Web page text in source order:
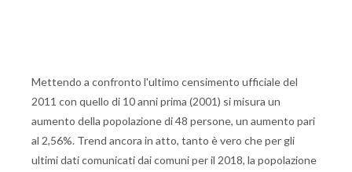
Mettendo a confronto l'ultimo censimento ufficiale del
2011 con quello di 10 anni prima (2001) si misura un
aumento della popolazione di 48 persone, un aumento pari
al 2,56%. Trend ancora in atto, tanto è vero che per gli
ultimi dati comunicati dai comuni per il 2018, la popolazione